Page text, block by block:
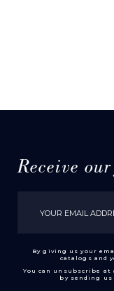
Receive
By giving us your
catalogs and
You can unsubscribe
by sending